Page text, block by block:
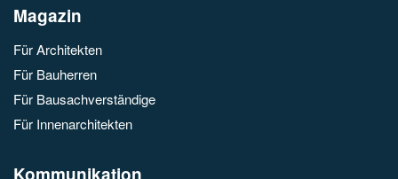
Magazin
Für Architekten
Für Bauherren
Für Bausachverständige
Für Innenarchitekten
Kommunikation